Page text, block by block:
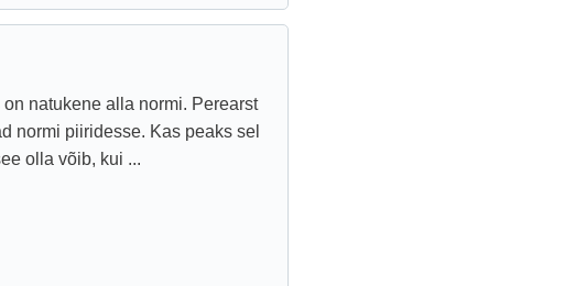
natukene alla normi. Perearst
normi piiridesse. Kas peaks sel
olla võib, kui ...